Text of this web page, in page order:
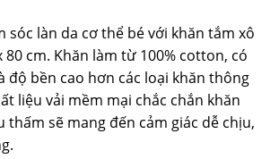
sóc làn da cơ thể bé với khăn tắm xô
80 cm. Khăn làm từ 100% cotton, có
độ bền cao hơn các loại khăn thông
liệu vải mềm mại chắc chắn khăn
thấm sẽ mang đến cảm giác dễ chịu,